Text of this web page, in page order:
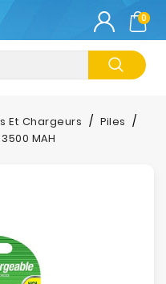
0
Et Chargeurs
Piles
MAH